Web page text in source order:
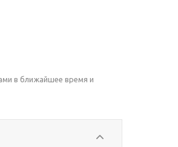
в ближайшее время и